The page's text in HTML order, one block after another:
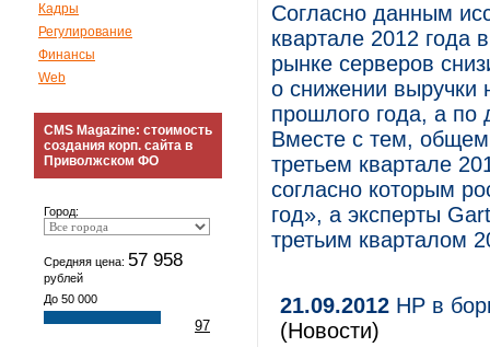
Кадры
Регулирование
Финансы
Web
CMS Magazine: стоимость
создания корп. сайта в
Приволжском ФО
Город:
Средняя цена: 57 958
рублей
До 50 000
97
Согласно данным
квартале 2012 года
рынке серверов
о снижении выручки
прошлого года, а по
Вместе с тем,
третьем квартале
согласно которым
год», а эксперты
третьим кварталом
21.09.2012 HP в
(Новости)